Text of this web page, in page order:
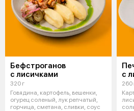
Бефстроганов
с лисичками
320 г
Говядина, картофель, вешенки,
огурец соленый, лук репчатый,
горчица, сметана, сливки, соус
с
260